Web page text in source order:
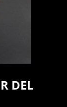
DEL